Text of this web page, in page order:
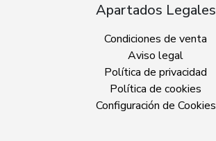
Apartados Legales
Condiciones de venta
Aviso legal
Política de privacidad
Política de cookies
Configuración de Cookies